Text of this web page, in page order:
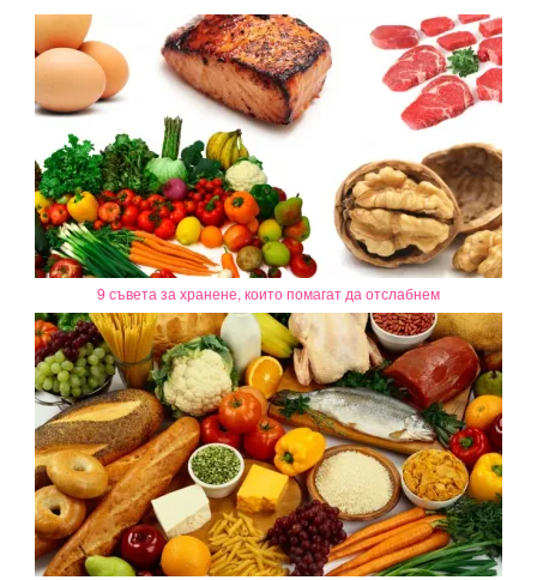
9 съвета за хранене, които помагат да отслабнем